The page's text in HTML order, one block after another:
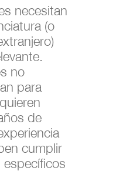
necesitan
(o
no
para
de
cumplir